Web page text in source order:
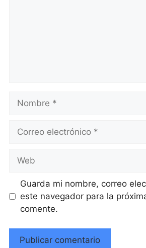
Nombre
Correo
Web
Guarda mi nombre, correo
este navegador para la
comente.